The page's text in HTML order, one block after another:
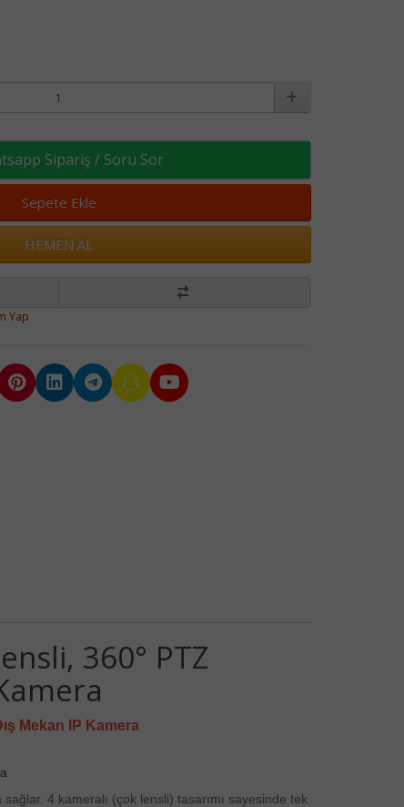
Sipariş / Soru Sor
Sepete Ekle
HEMEN AL
Yap
360° PTZ
Mekan IP Kamera
4 kameralı (çok lensli) tasarımı sayesinde tek